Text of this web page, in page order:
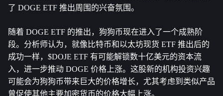
了 DOGE ETF 推出周围的兴奋氛围。
随着 DOGE ETF 的推出，狗狗币现在进入了一个成熟阶
段。分析师认为，就像比特币和以太坊现货 ETF 推出后的
成功一样，$DOJE ETF 有可能解锁数十亿美元的资本流
入，进一步推动 DOGE 价格上涨。这股新的机构投资兴趣
可能会为狗狗币带来巨大的价格增长，尤其考虑到类似产品
曾促使其他主要加密货币的价格大幅上涨。